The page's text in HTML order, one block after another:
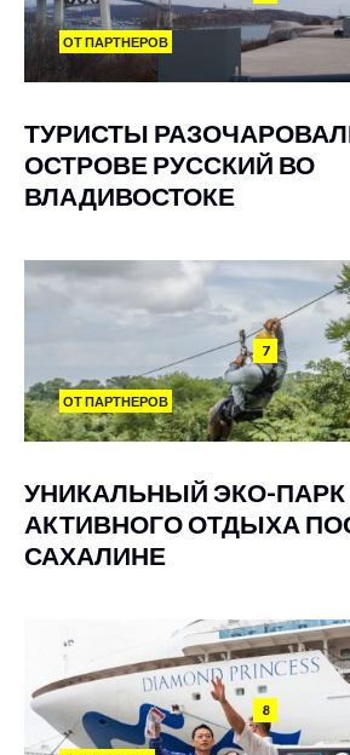
ОТ ПАРТНЕРОВ
ТУРИСТЫ
ОСТРОВЕ РУССКИЙ ВО
ВЛАДИВОСТОКЕ
7
ОТ ПАРТНЕРОВ
УНИКАЛЬНЫЙ ЭКО-ПАРК
АКТИВНОГО ОТДЫХА
САХАЛИНЕ
8